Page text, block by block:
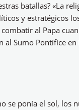
batallas? «La
y estratégicos
al Papa
al Sumo Pontífice
se ponía el sol, los